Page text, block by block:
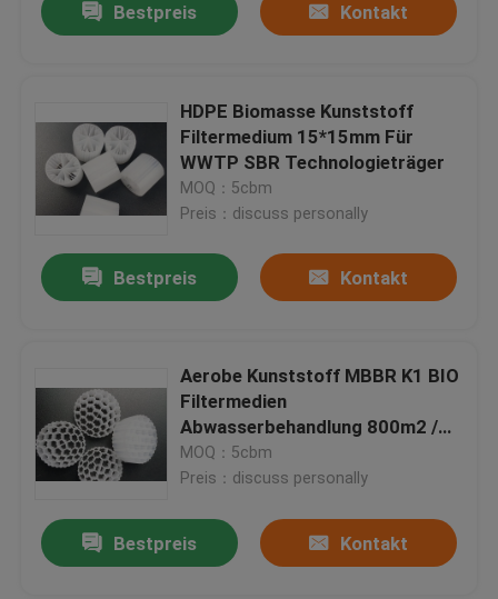
Bestpreis Kontakt
HDPE Biomasse Kunststoff
Filtermedium 15*15mm Für
WWTP SBR Technologieträger
MOQ：5cbm
Preis：discuss personally
Bestpreis Kontakt
Aerobe Kunststoff MBBR K1 BIO
Filtermedien
Abwasserbehandlung 800m2 /
M3 schwimmender Träger
MOQ：5cbm
Preis：discuss personally
Bestpreis Kontakt